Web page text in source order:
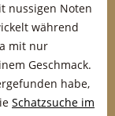
nussigen Noten
während
mit nur
Geschmack.
habe,
Schatzsuche im